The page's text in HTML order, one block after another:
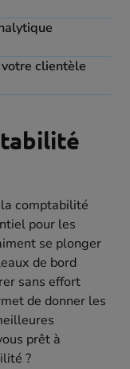
clientèle
comptabilité
pour les
se plonger
de bord
sans effort
de donner les
prêt à
?